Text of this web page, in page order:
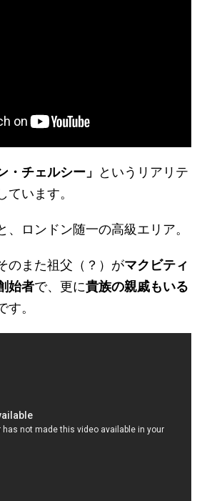
・チェルシー」
というリアリテ
ています。
、ロンドン随一の高級エリア。
のまた祖父（？）がマクビティ
始者で、更に貴族の親戚もいる
。